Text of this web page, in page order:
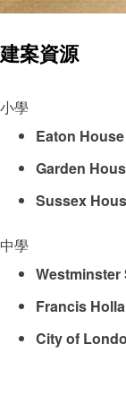
建案資源
小學
Eaton House
Garden
Sussex
中學
Westminster
Francis
City of